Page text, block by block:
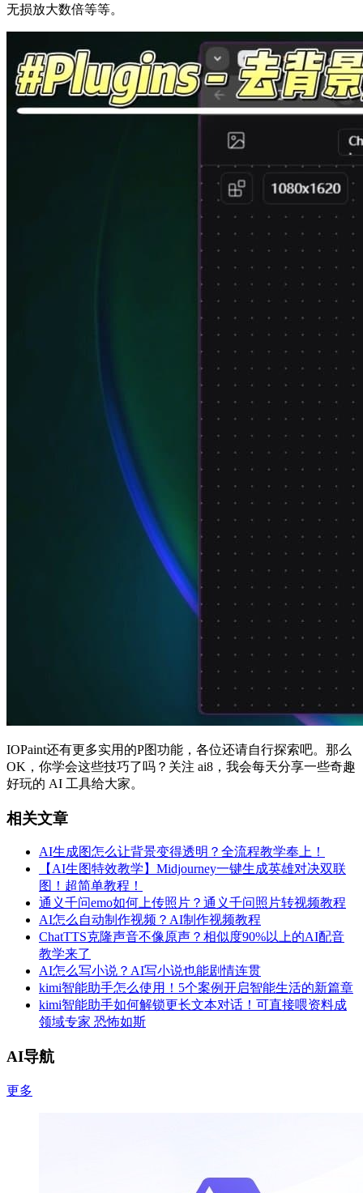
无损放大数倍等等。
IOPaint还有更多实用的P图功能，各位还请自行探索吧。那么
OK，你学会这些技巧了吗？关注 ai8，我会每天分享一些奇趣
好玩的 AI 工具给大家。
相关文章
AI生成图怎么让背景变得透明？全流程教学奉上！
【AI生图特效教学】Midjourney一键生成英雄对决双联
图！超简单教程！
通义千问emo如何上传照片？通义千问照片转视频教程
AI怎么自动制作视频？AI制作视频教程
ChatTTS克隆声音不像原声？相似度90%以上的AI配音
教学来了
AI怎么写小说？AI写小说也能剧情连贯
kimi智能助手怎么使用！5个案例开启智能生活的新篇章
kimi智能助手如何解锁更长文本对话！可直接喂资料成
领域专家 恐怖如斯
AI导航
更多